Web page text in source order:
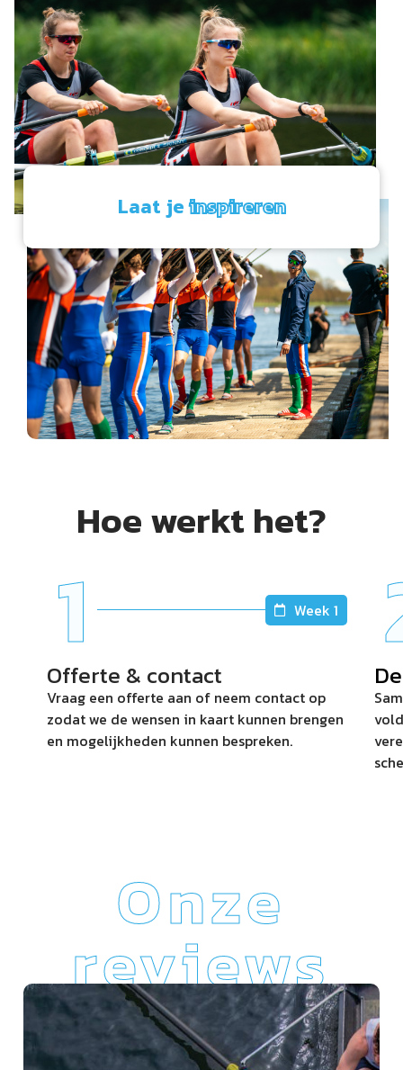
Laat jeinspireren
Hoe werkt het?
1 Week 1
Offerte & contact
Vraag een offerte aan of neem contact op
zodat we de wensen in kaart kunnen brengen
en mogelijkheden kunnen bespreken.
Onze
reviews